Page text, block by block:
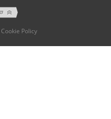
Cookie Policy